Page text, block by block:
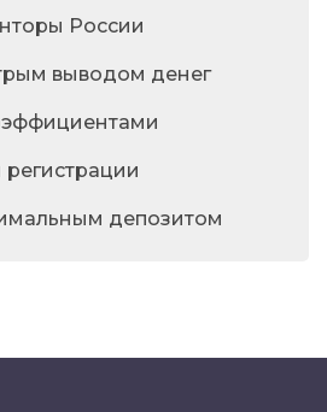
России
выводом денег
депозитом